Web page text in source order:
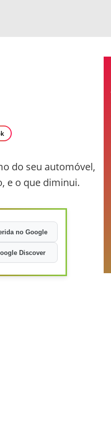
do seu automóvel,
e o que diminui.
no Google
Discover